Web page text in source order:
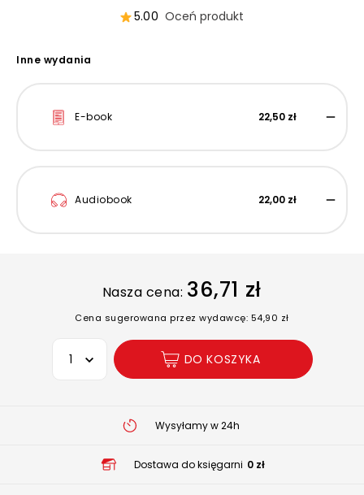
5.00 Oceń produkt
Inne wydania
E-book 22,50 zł
Audiobook 22,00 zł
Nasza cena: 36,71 zł
Cena sugerowana przez wydawcę: 54,90 zł
Wybierz opcję
DO KOSZYKA
Wysyłamy w 24h
Dostawa do księgarni 0 zł